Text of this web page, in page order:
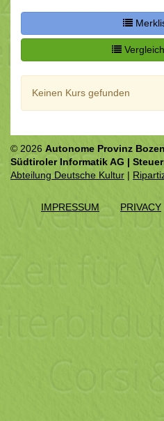
Keinen Kurs gefunden
© 2026 Autonome Provinz
Südtiroler Informatik AG |
Abteilung Deutsche Kultur |
IMPRESSUM PRIVACY